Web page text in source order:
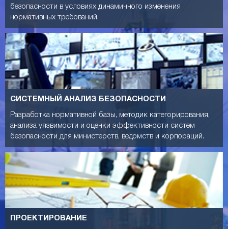
безопасности в условиях динамичного изменения
нормативных требований.
СИСТЕМНЫЙ АНАЛИЗ БЕЗОПАСНОСТИ
Разработка нормативной базы, методик категорирования,
анализа уязвимости и оценки эффективности систем
безопасности для министерств, ведомств и корпораций.
ПРОЕКТИРОВАНИЕ